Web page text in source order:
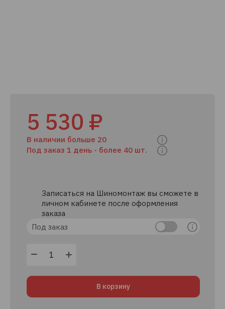
5 530 ₽
В наличии больше 20
Под заказ 1 день - более 40 шт.
Записаться на Шиномонтаж вы сможете в
личном кабинете после оформления
заказа
Под заказ
В корзину